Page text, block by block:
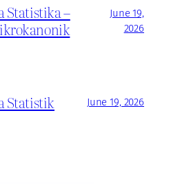
Statistika –
June 19,
2026
Statistik June 19, 2026